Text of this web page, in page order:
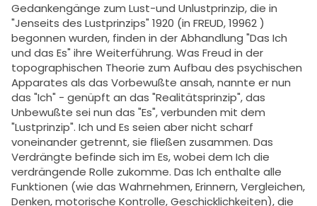
Gedankengänge zum Lust-und Unlustprinzip, die in
"Jenseits des Lustprinzips" 1920 (in FREUD, 19962 )
begonnen wurden, finden in der Abhandlung "Das Ich
und das Es" ihre Weiterführung. Was Freud in der
topographischen Theorie zum Aufbau des psychischen
Apparates als das Vorbewußte ansah, nannte er nun
das "Ich" - genüpft an das "Realitätsprinzip", das
Unbewußte sei nun das "Es", verbunden mit dem
"Lustprinzip". Ich und Es seien aber nicht scharf
voneinander getrennt, sie fließen zusammen. Das
Verdrängte befinde sich im Es, wobei dem Ich die
verdrängende Rolle zukomme. Das Ich enthalte alle
Funktionen (wie das Wahrnehmen, Erinnern, Vergleichen,
Denken, motorische Kontrolle, Geschicklichkeiten), die